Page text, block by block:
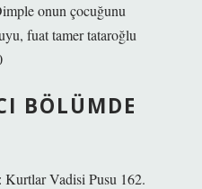
onun çocuğunu
fuat tamer tataroğlu
BÖLÜMDE
Vadisi Pusu 162.